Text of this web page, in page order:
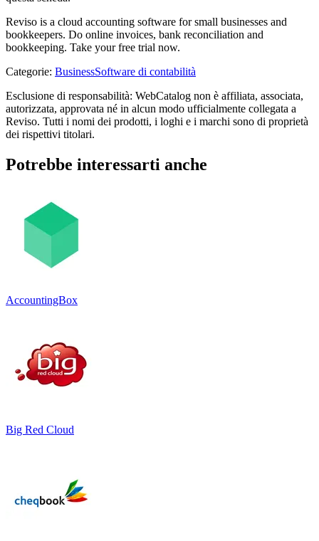
Reviso is a cloud accounting software for small businesses and
bookkeepers. Do online invoices, bank reconciliation and
bookkeeping. Take your free trial now.
Categorie: BusinessSoftware di contabilità
Esclusione di responsabilità: WebCatalog non è affiliata, associata,
autorizzata, approvata né in alcun modo ufficialmente collegata a
Reviso. Tutti i nomi dei prodotti, i loghi e i marchi sono di proprietà
dei rispettivi titolari.
Potrebbe interessarti anche
AccountingBox
Big Red Cloud